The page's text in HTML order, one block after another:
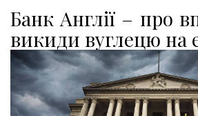
Банк Англії – про
викиди вуглецю на